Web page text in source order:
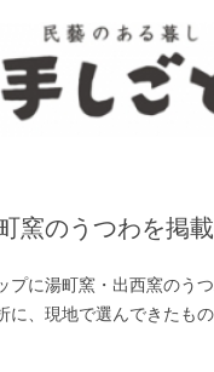
る暮し” 手し
磁器、木工品、編組品、ガ
窯のうつわを掲
プに湯町窯・出西窯のう
に、現地で選んできたもの